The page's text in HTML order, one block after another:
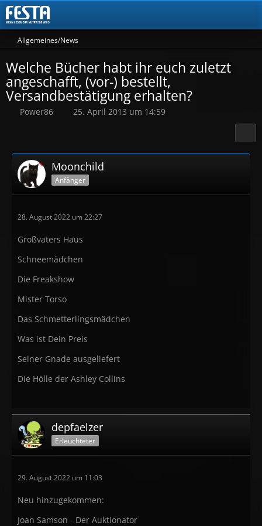
Allgemeines/News
Welche Bücher habt ihr euch zuletzt
angeschafft, (vor-) bestellt,
Versandbestätigung erhalten?
Power86 25. April 2013 um 14:59
Moonchild
Anfänger
28. August 2022 um 22:27
Großvaters Haus
Schneemädchen
Die Freakshow
Mister Torso
Das Schmetterlingsmädchen
Was ist Dein Preis
Seiner Gnade ausgeliefert
Die Hölle der Ashley Collins
depfaelzer
Erleuchteter
29. August 2022 um 11:03
Neu hinzugekommen:
Joan Samson - Der Auktionator